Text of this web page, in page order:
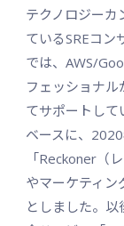
テクノロジーカ
ているSREコン
では、AWS/
フェッショナ
てサポートして
ベースに、
「Reckoner（
やマーケティン
としました。